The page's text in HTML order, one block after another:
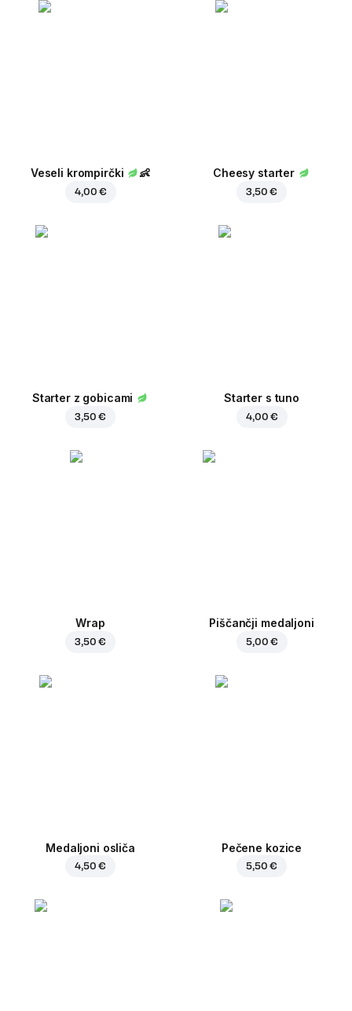
Veseli krompirčki 👶
4,00 €
Cheesy starter
3,50 €
Starter z gobicami
3,50 €
Starter s tuno
4,00 €
Wrap
3,50 €
Piščančji medaljoni
5,00 €
Medaljoni osliča
4,50 €
Pečene kozice
5,50 €